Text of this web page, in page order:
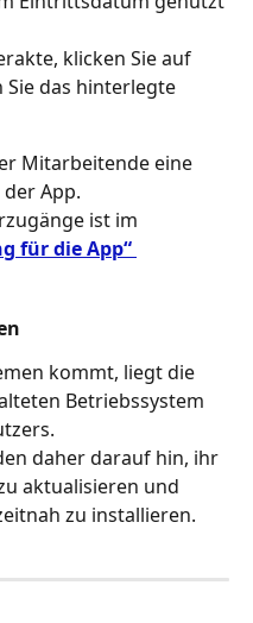
klicken Sie auf
das hinterlegte
Mitarbeitende eine
App.
ist im
für die App“
kommt, liegt die
Betriebssystem
daher darauf hin, ihr
aktualisieren und
zu installieren.